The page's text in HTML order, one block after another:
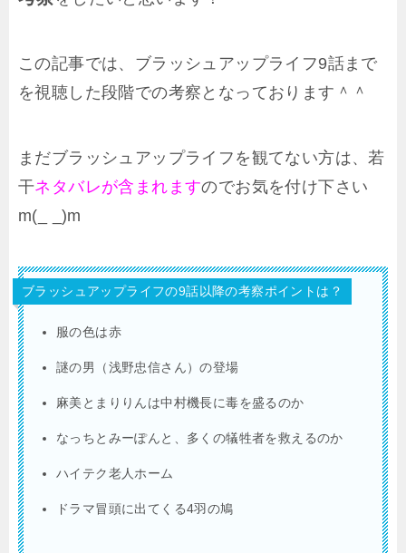
この記事では、ブラッシュアップライフ9話まで
を視聴した段階での考察となっております＾＾
まだブラッシュアップライフを観てない方は、若
干ネタバレが含まれますのでお気を付け下さい
m(_ _)m
ブラッシュアップライフの9話以降の考察ポイントは？
服の色は赤
謎の男（浅野忠信さん）の登場
麻美とまりりんは中村機長に毒を盛るのか
なっちとみーぽんと、多くの犠牲者を救えるのか
ハイテク老人ホーム
ドラマ冒頭に出てくる4羽の鳩